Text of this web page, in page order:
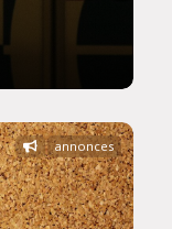
annonces